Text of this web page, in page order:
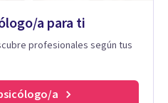
a para ti
profesionales según tus
a